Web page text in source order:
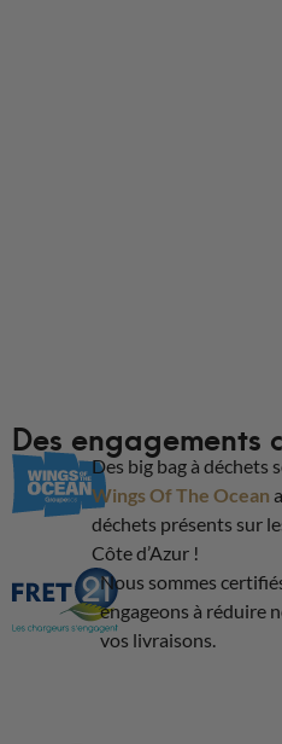
Des engagements
Des big bag à déchets
Wings Of The Ocean
déchets présents sur
Côte d’Azur !
Nous sommes
engageons à réduire
vos livraisons.